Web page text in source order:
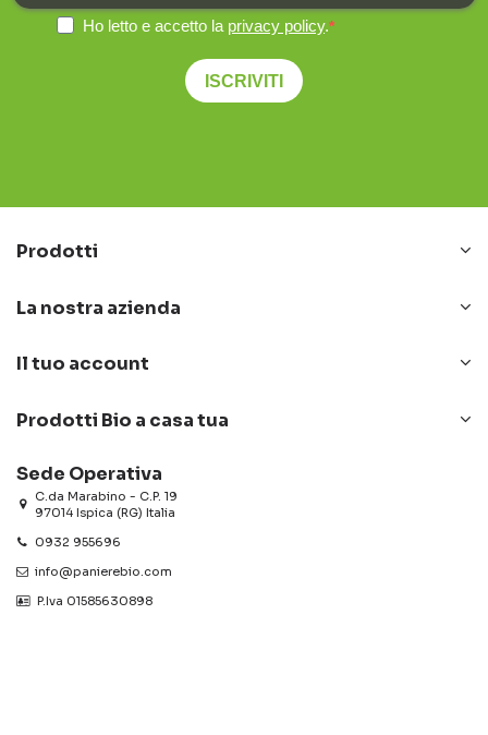
Ho letto e accetto la privacy policy.
ISCRIVITI
Prodotti
La nostra azienda
Il tuo account
Prodotti Bio a casa tua
Sede Operativa
C.da Marabino - C.P. 19
97014 Ispica (RG) Italia
0932 955696
info@panierebio.com
‎‎‎‎‎ P.Iva 01585630898